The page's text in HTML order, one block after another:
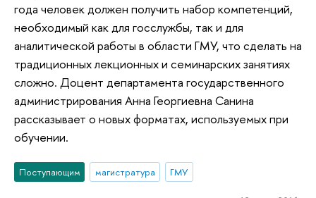
года человек должен получить набор компетенций,
необходимый как для госслужбы, так и для
аналитической работы в области ГМУ, что сделать на
традиционных лекционных и семинарских занятиях
сложно. Доцент департамента государственного
администрирования Анна Георгиевна Санина
рассказывает о новых форматах, используемых при
обучении.
Поступающим магистратура ГМУ